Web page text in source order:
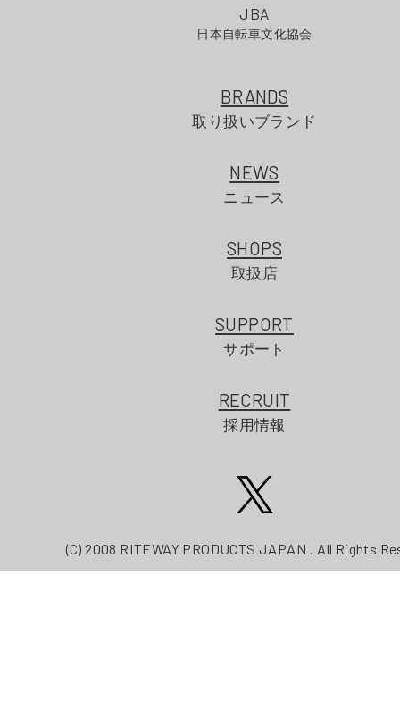
JBA
日本自転車文化協会
BRANDS
取り扱いブランド
NEWS
ニュース
SHOPS
取扱店
SUPPORT
サポート
RECRUIT
採用情報
(C) 2008 RITEWAY PRODUCTS JAPAN . All Rights